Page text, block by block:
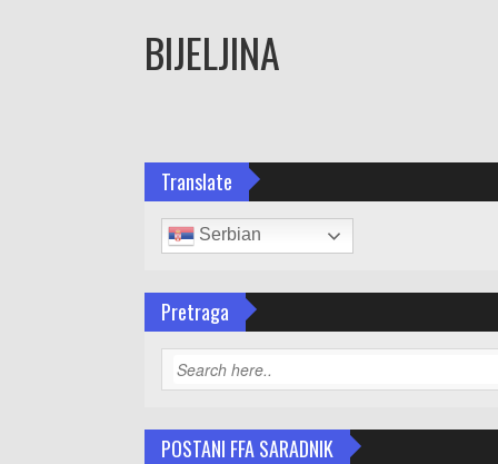
BIJELJINA
Translate
Serbian
Pretraga
POSTANI FFA SARADNIK